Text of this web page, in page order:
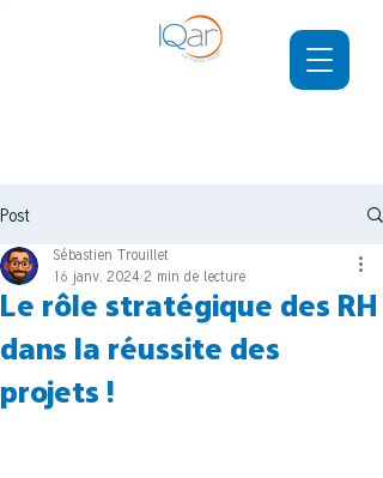
Post
Le rôle stratégique des RH
dans la réussite des
projets !
Sébastien Trouillet
16 janv. 2024 2 min de lecture